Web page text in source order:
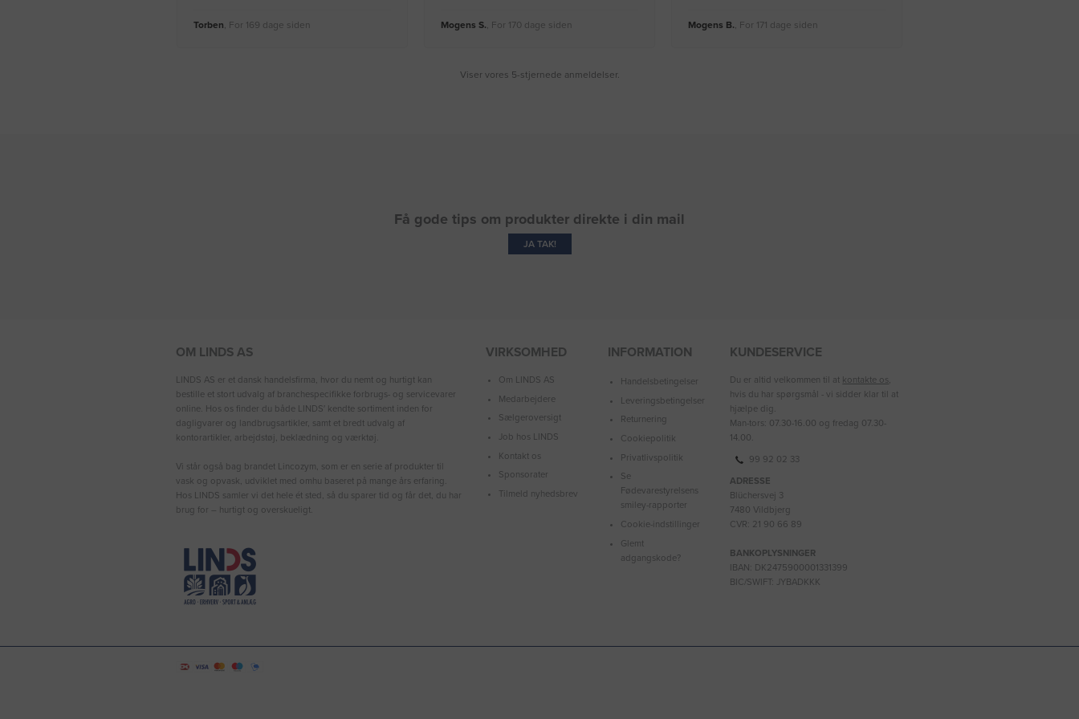
Torben, For 169 dage siden Mogens S., For 170 dage siden Mogens B., For 171 dage siden
Viser vores 5-stjernede anmeldelser.
Få gode tips om produkter direkte i din mail
JA TAK!
OM LINDS AS
LINDS AS er et dansk handelsfirma, hvor du nemt og hurtigt kan
bestille et stort udvalg af branchespecifikke forbrugs- og servicevarer
online. Hos os finder du både LINDS′ kendte sortiment inden for
dagligvarer og landbrugsartikler, samt et bredt udvalg af
kontorartikler, arbejdstøj, beklædning og værktøj.
Vi står også bag brandet Lincozym, som er en serie af produkter til
vask og opvask, udviklet med omhu baseret på mange års erfaring.
Hos LINDS samler vi det hele ét sted, så du sparer tid og får det, du har
brug for – hurtigt og overskueligt.
VIRKSOMHED
Om LINDS AS
Medarbejdere
Sælgeroversigt
Job hos LINDS
Kontakt os
Sponsorater
Tilmeld nyhedsbrev
INFORMATION
Handelsbetingelser
Leveringsbetingelser
Returnering
Cookiepolitik
Privatlivspolitik
Se
Fødevarestyrelsens
smiley-rapporter
Cookie-indstillinger
Glemt
adgangskode?
KUNDESERVICE
Du er altid velkommen til at kontakte os,
hvis du har spørgsmål - vi sidder klar til at
hjælpe dig.
Man-tors: 07.30-16.00 og fredag 07.30-
14.00.
99 92 02 33
ADRESSE
Blüchersvej 3
7480 Vildbjerg
CVR: 21 90 66 89
BANKOPLYSNINGER
IBAN: DK2475900001331399
BIC/SWIFT: JYBADKKK